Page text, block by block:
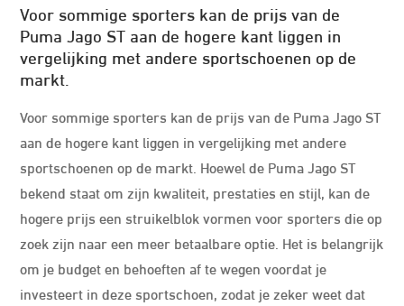
Voor sommige sporters kan de prijs van de
Puma Jago ST aan de hogere kant liggen in
vergelijking met andere sportschoenen op de
markt.
Voor sommige sporters kan de prijs van de Puma Jago ST
aan de hogere kant liggen in vergelijking met andere
sportschoenen op de markt. Hoewel de Puma Jago ST
bekend staat om zijn kwaliteit, prestaties en stijl, kan de
hogere prijs een struikelblok vormen voor sporters die op
zoek zijn naar een meer betaalbare optie. Het is belangrijk
om je budget en behoeften af te wegen voordat je
investeert in deze sportschoen, zodat je zeker weet dat